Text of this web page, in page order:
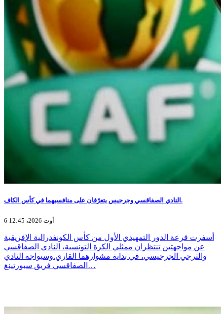
النادي الصفاقسي وجرجيس يتعرّفان على منافسيهما في كأس الكاف.
6 أوت 2026، 12:45
أسفرت قرعة الدور التمهيدي الأول من كأس الكونفدرالية الإفريقية
عن مواجهتين تنتظران ممثلي الكرة التونسية، النادي الصفاقسي
والترجي الجرجيسي، في بداية مشوارهما القاري.وسيواجه النادي
الصفاقسي فريق سبورتينغ…